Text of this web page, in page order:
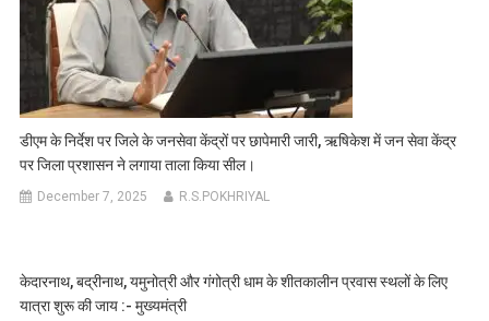
डीएम के निर्देश पर जिले के जनसेवा केंद्रों पर छापेमारी जारी, ऋषिकेश में जन सेवा केंद्र
पर जिला प्रशासन ने लगाया ताला किया सील।
December 7, 2025 R.S.POKHRIYAL
केदारनाथ, बद्रीनाथ, यमुनोत्री और गंगोत्री धाम के शीतकालीन प्रवास स्थलों के लिए
यात्रा शुरू की जाय :- मुख्यमंत्री